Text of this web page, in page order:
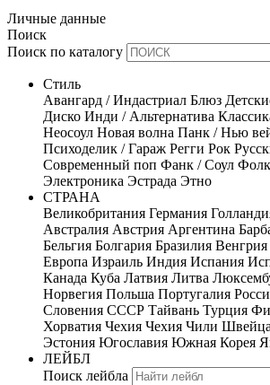
Личные данные
Поиск
Поиск по каталогу
Стиль
Авангард / Индастриал Блюз
Диско Инди / Альтернатива
Неосоул Новая волна Панк / Нью
Психоделик / Гараж Регги Рок
Современный поп Фанк / Соул Фолк
Электроника Эстрада Этно
СТРАНА
Великобритания Германия
Австралия Австрия Аргентина
Бельгия Болгария Бразилия Венгрия
Европа Израиль Индия Испания
Канада Куба Латвия Литва
Норвегия Польша Португалия
Словения СССР Тайвань Турция
Хорватия Чехия Чехия Чили
Эстония Югославия Южная Корея
ЛЕЙБЛ
Поиск лейбла